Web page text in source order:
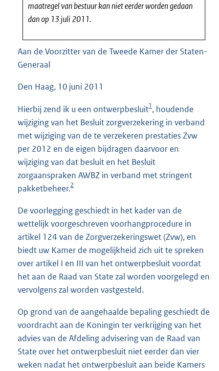
maatregel van bestuur kan niet eerder worden gedaan
dan op 13 juli 2011.
Aan de Voorzitter van de Tweede Kamer der Staten-
Generaal
Den Haag, 10 juni 2011
Hierbij zend ik u een ontwerpbesluit1, houdende
wijziging van het Besluit zorgverzekering in verband
met wijziging van de te verzekeren prestaties Zvw
per 2012 en de eigen bijdragen daarvoor en
wijziging van dat besluit en het Besluit
zorgaanspraken AWBZ in verband met stringent
pakketbeheer.2
De voorlegging geschiedt in het kader van de
wettelijk voorgeschreven voorhangprocedure in
artikel 124 van de Zorgverzekeringswet (Zvw), en
biedt uw Kamer de mogelijkheid zich uit te spreken
over artikel I en III van het ontwerpbesluit voordat
het aan de Raad van State zal worden voorgelegd en
vervolgens zal worden vastgesteld.
Op grond van de aangehaalde bepaling geschiedt de
voordracht aan de Koningin ter verkrijging van het
advies van de Afdeling advisering van de Raad van
State over het ontwerpbesluit niet eerder dan vier
weken nadat het ontwerpbesluit aan beide Kamers